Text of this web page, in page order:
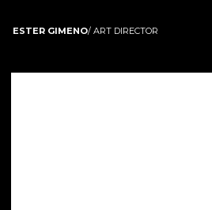
ESTER GIMENO/ ART DIRECTOR